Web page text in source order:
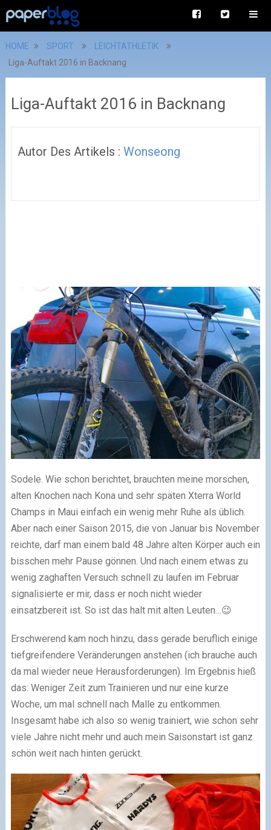
HOME SPORT
LEICHTATHLETIK
Liga-Auftakt 2016 in Backnang
Liga-Auftakt 2016 in Backnang
Autor Des Artikels : Wonseong
Sodele. Wie schon berichtet, brauchten meine morschen,
alten Knochen nach Kona und sehr späten Xterra World
Champs in Maui einfach ein wenig mehr Ruhe als üblich.
Aber nach einer Saison 2015, die von Januar bis November
reichte, darf man einem bald 48 Jahre alten Körper auch ein
bisschen mehr Pause gönnen. Und nach einem etwas zu
wenig zaghaften Versuch schnell zu laufen im Februar
signalisierte er mir, dass er noch nicht wieder
einsatzbereit ist. So ist das halt mit alten Leuten…😉
Erschwerend kam noch hinzu, dass gerade beruflich einige
tiefgreifendere Veränderungen anstehen (ich brauche auch
da mal wieder neue Herausforderungen). Im Ergebnis hieß
das: Weniger Zeit zum Trainieren und nur eine kurze
Woche, um mal schnell nach Malle zu entkommen.
Insgesamt habe ich also so wenig trainiert, wie schon sehr
viele Jahre nicht mehr und auch mein Saisonstart ist ganz
schön weit nach hinten gerückt.